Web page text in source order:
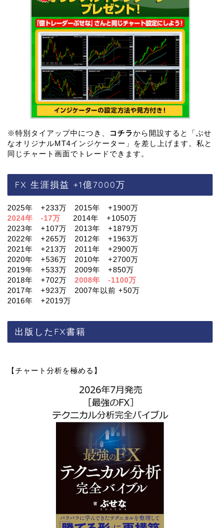
※特別タイアップ中につき、 コチラから開設すると「ぶせ
なオリジナルMT4インジケーター」を差し上げます。私と
同じチャート画面でトレードできます。
FX 生涯損益 +1億7000万
2025年 +233万 2015年 +1900万
2024年 -17万
2014年 +1050万
2023年 +107万 2013年 +1879万
2022年 +265万 2012年 +1963万
2021年 +213万 2011年 +2900万
2020年 +536万 2010年 +2700万
2019年 +533万 2009年 +850万
2018年 +702万 2008年 -1100万
2017年 +923万 2007年以前 +50万
2016年 +2019万
出版したFX書籍
【チャート分析を極める】